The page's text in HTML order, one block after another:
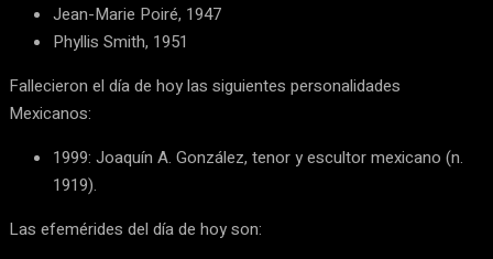
Jean-Marie Poiré, 1947
Phyllis Smith, 1951
Fallecieron el día de hoy las siguientes personalidades
Mexicanos:
1999: Joaquín A. González, tenor y escultor mexicano (n.
1919).
Las efemérides del día de hoy son: